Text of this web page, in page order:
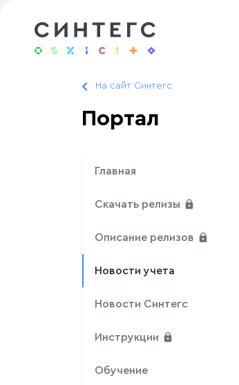
На сайт Синтегс
Портал
Главная
Скачать релизы
Описание релизов
Новости учета
Новости Синтегс
Инструкции
Обучение